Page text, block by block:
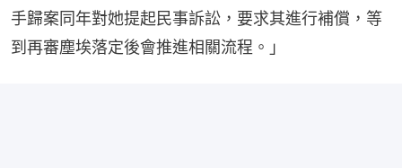
手歸案同年對她提起民事訴訟，要求其進行補償，等
到再審塵埃落定後會推進相關流程。」